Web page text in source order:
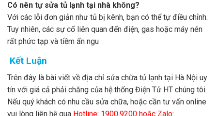
Có nên tự sửa tủ lạnh tại nhà không?
Với các lỗi đơn giản như tủ bị kênh, bạn có thể tự điều chỉnh.
Tuy nhiên, các sự cố liên quan đến điện, gas hoặc máy nén
rất phức tạp và tiềm ẩn ngu
Kết Luận
Trên đây là bài viết về địa chỉ sửa chữa tủ lạnh tại Hà Nội uy
tín với giá cả phải chăng của hệ thống Điện Tử HT chúng tôi.
Nếu quý khách có nhu cầu sửa chữa, hoặc cần tư vấn online
vui lòng liên hệ qua Hotline: 1900.9200 hoặc Zalo: